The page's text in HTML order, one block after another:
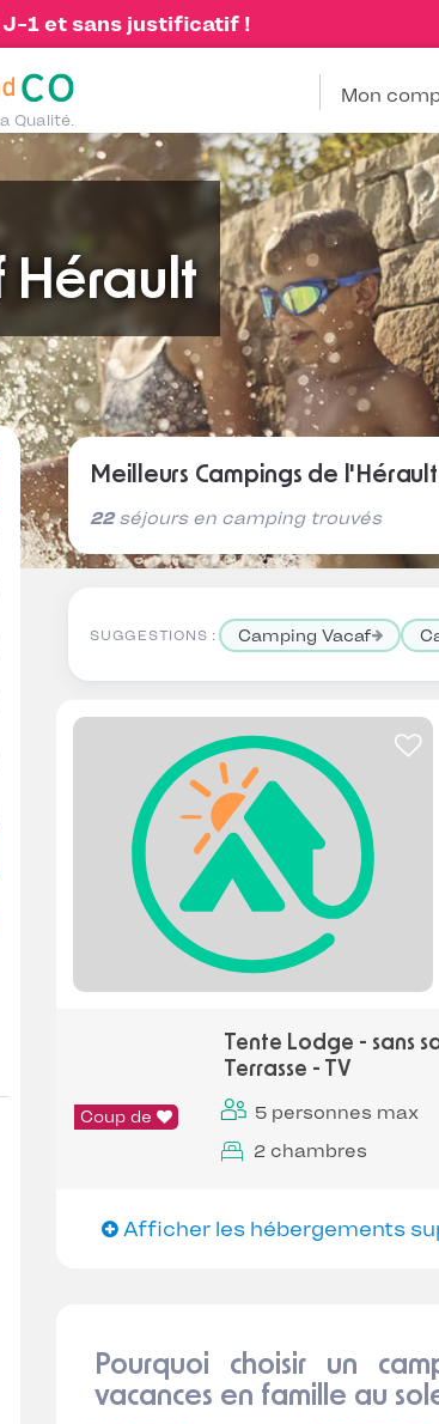
J-1 et sans justificatif !
Qualité.
Mon
Hérault
Meilleurs Campings de l'Hérault
22séjours en camping trouvés
SUGGESTIONS : Camping Vacaf
Coup de
Tente Lodge - sans
Terrasse - TV
5 personnes max
2 chambres
Afficher les hébergements
Pourquoi choisir un
vacances en famille au